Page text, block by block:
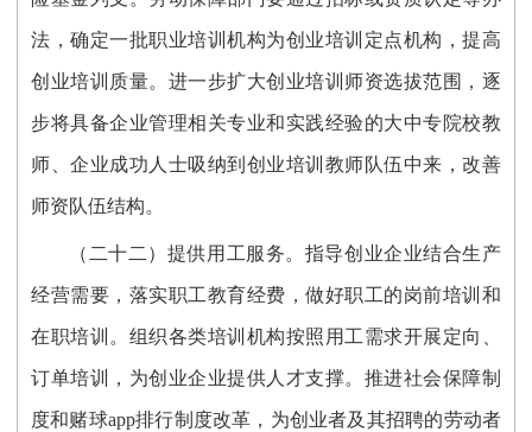
法，确定一批职业培训机构为创业培训定点机构，提高
创业培训质量。进一步扩大创业培训师资选拔范围，逐
步将具备企业管理相关专业和实践经验的大中专院校教
师、企业成功人士吸纳到创业培训教师队伍中来，改善
师资队伍结构。
（二十二）提供用工服务。指导创业企业结合生产
经营需要，落实职工教育经费，做好职工的岗前培训和
在职培训。组织各类培训机构按照用工需求开展定向、
订单培训，为创业企业提供人才支撑。推进社会保障制
度和赌球app排行制度改革，为创业者及其招聘的劳动者